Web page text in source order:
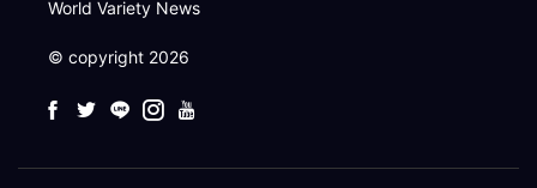
World Variety News
© copyright 2026